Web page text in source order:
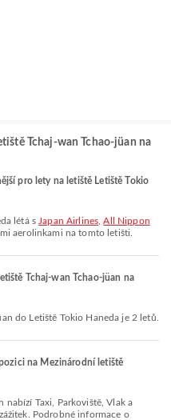
Tchaj-wan Tchao-jüan na
pro lety na letiště Letiště Tokio
létá s Japan Airlines ,All Nippon
aerolinkami na tomto letišti.
Tchaj-wan Tchao-jüan na
do Letiště Tokio Haneda je 2 letů.
na Mezinárodní letiště
Podrobné informace o